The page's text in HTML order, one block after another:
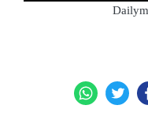
Facebook
Twitter